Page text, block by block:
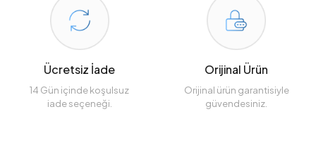
Ücretsiz İade
14 Gün içinde koşulsuz
iade seçeneği.
Orijinal Ürün
Orijinal ürün garantisiyle
güvendesiniz.